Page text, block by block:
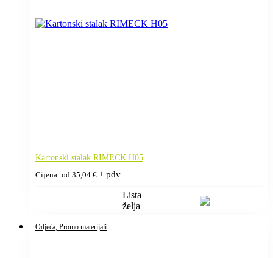
Kartonski stalak RIMECK H05
Cijena: od 35,04 € + pdv
Lista
želja
Odjeća, Promo materijali